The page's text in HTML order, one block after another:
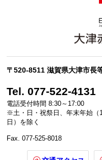
〒520-8511 滋賀県大津市長
Tel. 077-522-4131
電話受付時間 8:30～17:00
※土・日・祝祭日、年末年始（
日）を除く
Fax. 077-525-8018